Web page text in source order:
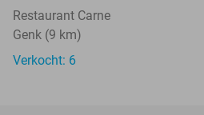
Restaurant Carne
Genk (9 km)
Verkocht: 6